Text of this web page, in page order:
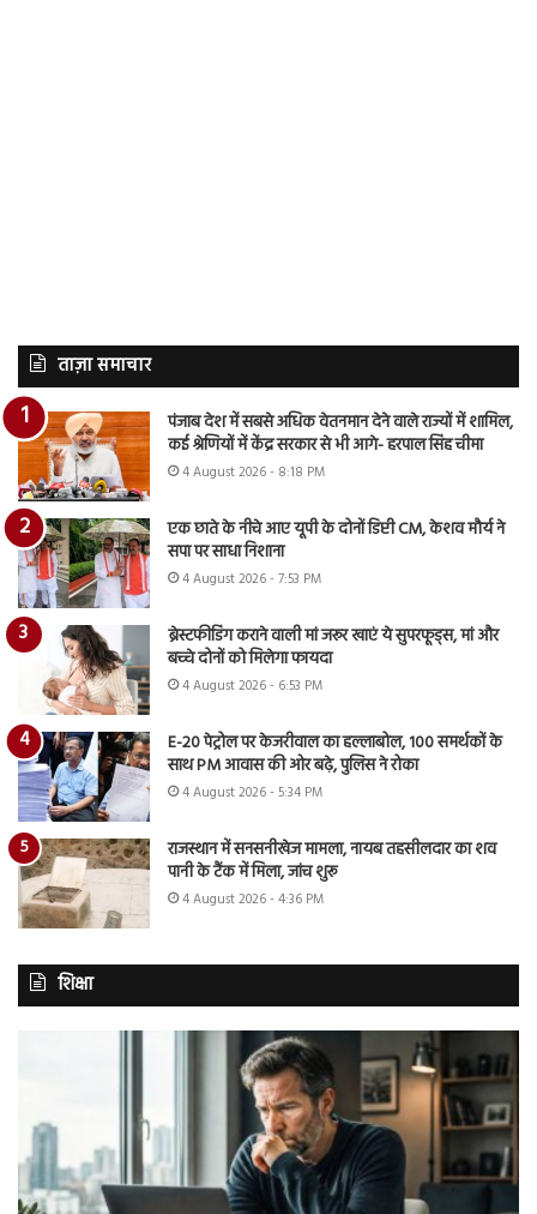
ताज़ा समाचार
पंजाब देश में सबसे अधिक वेतनमान देने वाले राज्यों में शामिल,
कई श्रेणियों में केंद्र सरकार से भी आगे- हरपाल सिंह चीमा
4 August 2026 - 8:18 PM
एक छाते के नीचे आए यूपी के दोनों डिप्टी CM, केशव मौर्य ने
सपा पर साधा निशाना
4 August 2026 - 7:53 PM
ब्रेस्टफीडिंग कराने वाली मां जरूर खाएं ये सुपरफूड्स, मां और
बच्चे दोनों को मिलेगा फायदा
4 August 2026 - 6:53 PM
E-20 पेट्रोल पर केजरीवाल का हल्लाबोल, 100 समर्थकों के
साथ PM आवास की ओर बढ़े, पुलिस ने रोका
4 August 2026 - 5:34 PM
राजस्थान में सनसनीखेज मामला, नायब तहसीलदार का शव
पानी के टैंक में मिला, जांच शुरू
4 August 2026 - 4:36 PM
शिक्षा